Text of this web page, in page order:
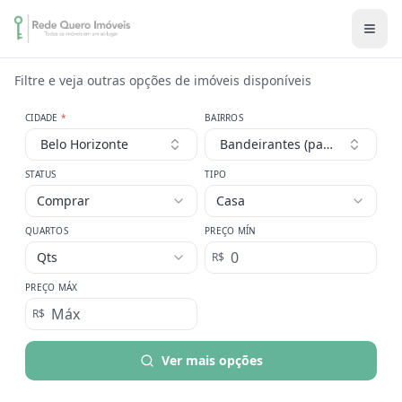
Filtre e veja outras opções de imóveis disponíveis
CIDADE *
Belo Horizonte
BAIRROS
Bandeirantes (pampulha)
STATUS
Comprar
TIPO
Casa
QUARTOS
Qts
PREÇO MÍN
R$
PREÇO MÁX
R$
Ver mais opções